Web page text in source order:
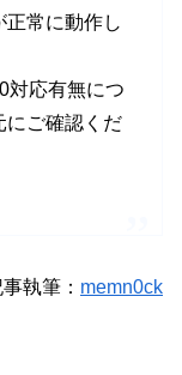
常に動作し
対応有無につ
にご確認くだ
執筆： memn0ck